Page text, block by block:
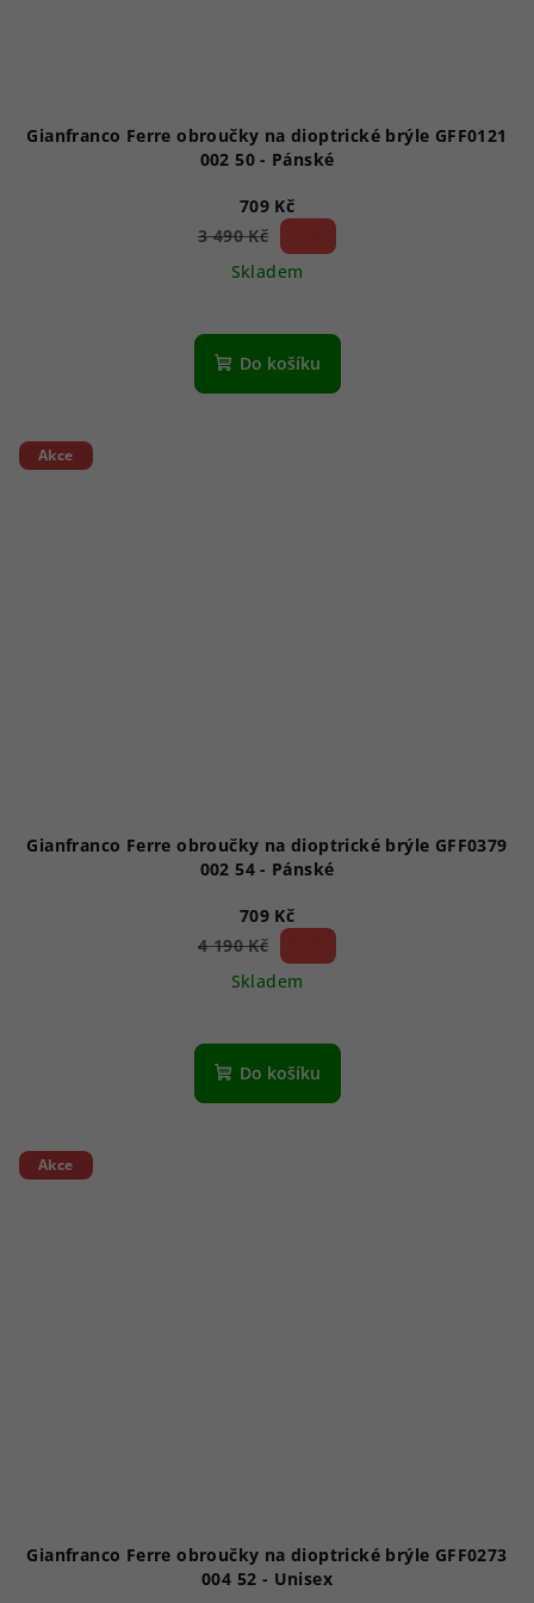
Gianfranco Ferre obroučky na dioptrické brýle GFF0121
002 50 - Pánské
709 Kč
3 490 Kč
Skladem
Do košíku
Akce
Gianfranco Ferre obroučky na dioptrické brýle GFF0379
002 54 - Pánské
709 Kč
4 190 Kč
Skladem
Do košíku
Akce
Gianfranco Ferre obroučky na dioptrické brýle GFF0273
004 52 - Unisex